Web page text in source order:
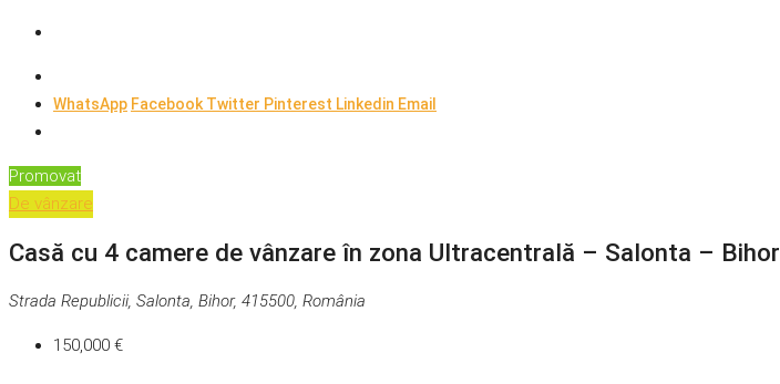
WhatsApp FacebookTwitter Pinterest Linkedin Email
Promovat
De vânzare
Casă cu 4 camere de vânzare în zona Ultracentrală – Salonta – Bihor
Strada Republicii, Salonta, Bihor, 415500, România
150,000 €